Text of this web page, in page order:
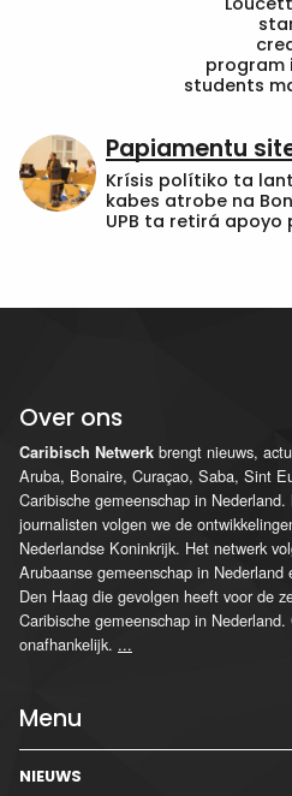
program
students
Papiamentu
Krísis polítiko ta
kabes atrobe na
UPB ta retirá apoyo
Over ons
Caribisch Netwerk brengt nieuws,
Aruba, Bonaire, Curaçao, Saba, Sint
Caribische gemeenschap in
journalisten volgen we de
Nederlandse Koninkrijk. Het netwerk
Arubaanse gemeenschap in
Den Haag die gevolgen heeft voor de
Caribische gemeenschap in
onafhankelijk. ...
Menu
NIEUWS